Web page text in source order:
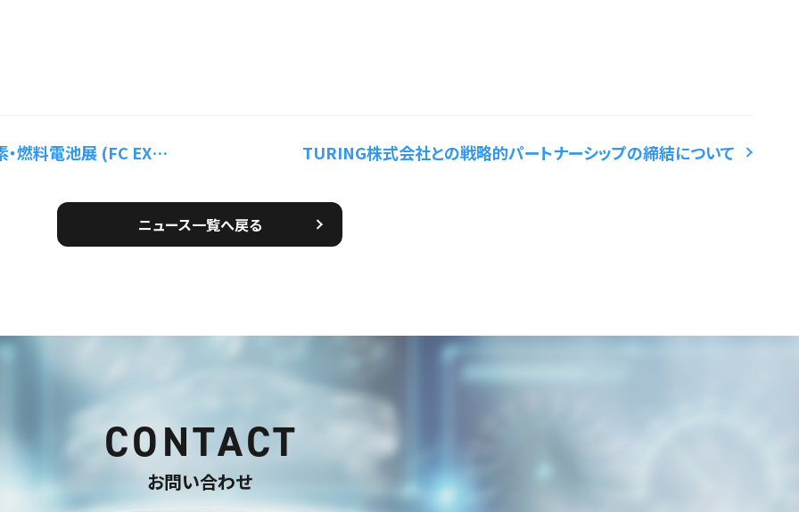
ご来場いただきありがとうございました TURING株式会社との戦略的パートナーシップの締結について
ニュース一覧へ戻る
CONTACT
お問い合わせ